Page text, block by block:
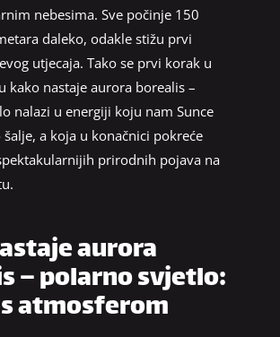
nebesima. Sve počinje 150
daleko, odakle stižu prvi
utjecaja. Tako se prvi korak u
kako nastaje aurora borealis –
nalazi u energiji koju nam Sunce
a koja u konačnici pokreće
prirodnih pojava na
aurora
– polarno svjetlo:
atmosferom